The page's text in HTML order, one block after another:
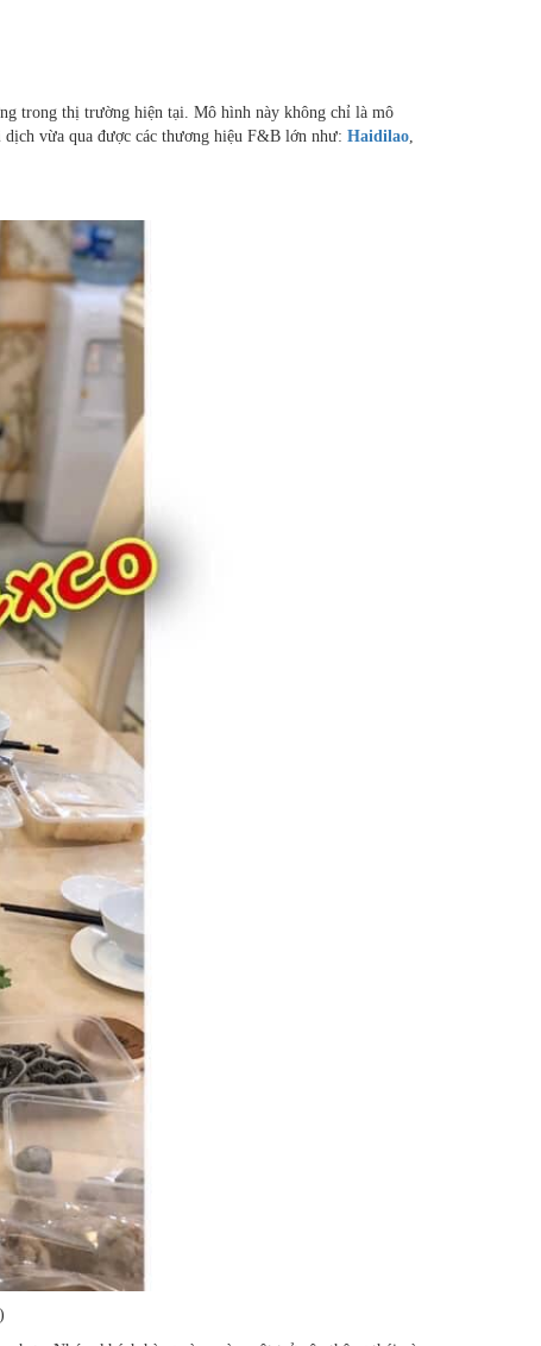
trong thị trường hiện tại. Mô hình này không chỉ là mô
vừa qua được các thương hiệu F&B lớn như: Haidilao,